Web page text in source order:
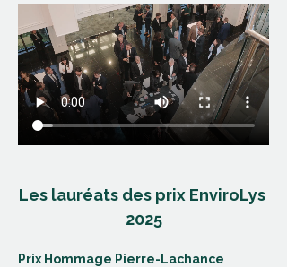
Les lauréats des prix EnviroLys
2025
Prix Hommage Pierre-Lachance